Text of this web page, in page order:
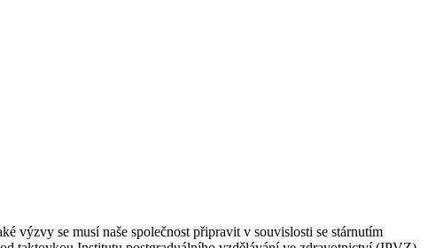
výzvy se musí naše společnost připravit v souvislosti se stárnutím